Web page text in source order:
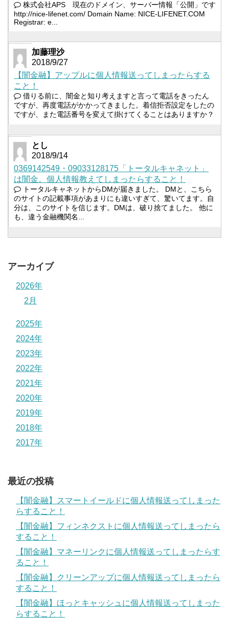
株式会社APS 現在のドメイン、サーバー情報「公開」です
http://nice-lifenet.com/ Domain Name: NICE-LIFENET.COM
Registrar: e...
加藤理沙
2018/9/27
【闇金融】アップルに個人情報送ってしまったらする
こと！
借りる前に、闇金と知り考えますと言って電話をきったん
ですが、再度電話がかかってきました。着信拒否設定をしたの
ですが、また電話番号を変えて掛けてくることはありますか？
とし
2018/9/14
0369142549・09033128175「トータルキャネット」
は闇金。個人情報教えてしまったらすること！
トータルキャネットからDMが届きました。 DMと、こちら
のサイトの記載事項があまりにも違いすぎて、驚いてます。自
分は、このサイトを信じます。DMは、破り捨てました。 他に
も、違う金融機関名...
アーカイブ
2026年
2月
2025年
2024年
2023年
2022年
2021年
2020年
2019年
2018年
2017年
最近の投稿
【闇金融】スマートイールドに個人情報送ってしまった
らすること！
【闇金融】フィンネクストに個人情報送ってしまったら
すること！
【闇金融】マネーリンクに個人情報送ってしまったらす
ること！
【闇金融】クリーンアップに個人情報送ってしまったら
すること！
【闇金融】ほっとキャッシュに個人情報送ってしまった
らすること！